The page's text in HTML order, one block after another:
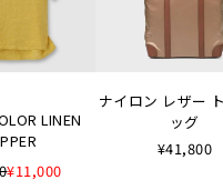
LINEN
¥11,000
ナイロン レザー
ッグ
¥41,800